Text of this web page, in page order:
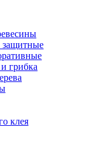
защитные
грибка
клея